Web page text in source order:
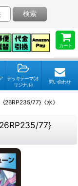
カート
検索
デッキテーマ(オ
リジナル)
問い合わせ
77}《水》
77}